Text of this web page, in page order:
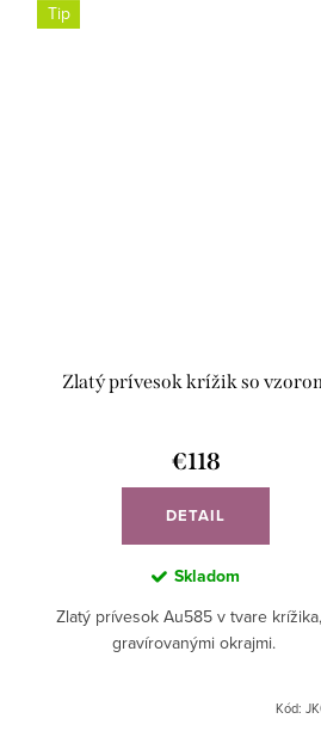
Tip
Zlatý prívesok krížik so
€118
DETAIL
Skladom
Zlatý prívesok Au585 v tvare
gravírovanými okrajmi.
Kód: